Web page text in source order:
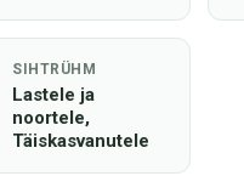
SIHTRÜHM
Lastele ja
noortele,
Täiskasvanutele